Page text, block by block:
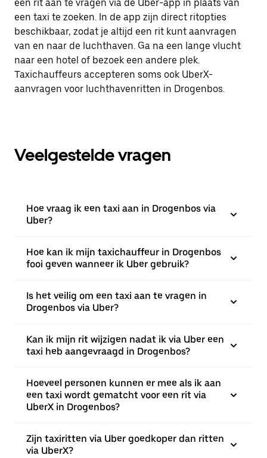
een rit aan te vragen via de Uber-app in plaats van
een taxi te zoeken. In de app zijn direct ritopties
beschikbaar, zodat je altijd een rit kunt aanvragen
van en naar de luchthaven. Ga na een lange vlucht
naar een hotel of bezoek een andere plek.
Taxichauffeurs accepteren soms ook UberX-
aanvragen voor luchthavenritten in Drogenbos.
Veelgestelde vragen
Hoe vraag ik een taxi aan in Drogenbos via
Uber?
Hoe kan ik mijn taxichauffeur in Drogenbos
fooi geven wanneer ik Uber gebruik?
Is het veilig om een taxi aan te vragen in
Drogenbos via Uber?
Kan ik mijn rit wijzigen nadat ik via Uber een
taxi heb aangevraagd in Drogenbos?
Hoeveel personen kunnen er mee als ik aan
een taxi wordt gematcht voor een rit via
UberX in Drogenbos?
Zijn taxiritten via Uber goedkoper dan ritten
via UberX?